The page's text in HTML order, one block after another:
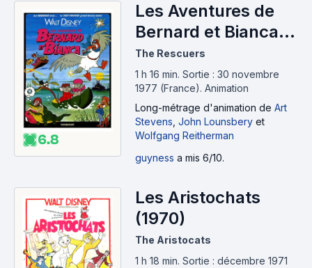
6.8
Les Aventures de
Bernard et Bianca
(1977)
The Rescuers
1 h 16 min. Sortie : 30 novembre
1977 (France). Animation
Long-métrage d'animation de Art
Stevens John Lounsbery et
Wolfgang Reitherman
guyness a mis 6/10.
Les Aristochats
(1970)
The Aristocats
1 h 18 min. Sortie : décembre 1971